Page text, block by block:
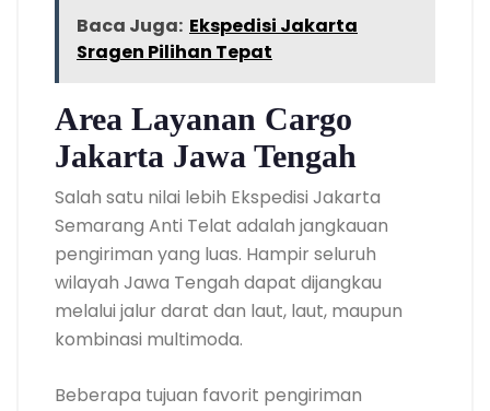
Baca Juga: Ekspedisi Jakarta
Sragen Pilihan Tepat
Area Layanan Cargo
Jakarta Jawa Tengah
Salah satu nilai lebih Ekspedisi Jakarta
Semarang Anti Telat adalah jangkauan
pengiriman yang luas. Hampir seluruh
wilayah Jawa Tengah dapat dijangkau
melalui jalur darat dan laut, laut, maupun
kombinasi multimoda.
Beberapa tujuan favorit pengiriman